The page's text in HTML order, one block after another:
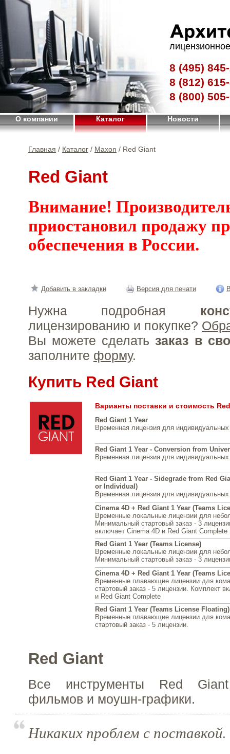
8 (495)
8 (812)
8 (800)
О компании Каталог Новости
Главная / Каталог / Maxon / Red Giant
Red Giant
Внимание!
приостановил продажу
обеспечения в России.
Добавить в закладки Версия для печати
Нужна подробная
лицензированию и покупке?
Вы можете сделать заказ в
заполните форму.
Купить Red Giant
Варианты поставки и стоимость
Red Giant 1 Year
Временная лицензия для индивидуальных
Red Giant 1 Year - Conversion from
Временная лицензия для индивидуальных
Red Giant 1 Year - Sidegrade from Red
or Individual)
Временная лицензия для индивидуальных
Cinema 4D + Red Giant 1 Year (Teams
Временные локальные лицензии для
Минимальный стартовый заказ - 3
включает Cinema 4D и Red Giant Complete
Red Giant 1 Year (Teams License)
Временные локальные лицензии для
Минимальный стартовый заказ - 3
Cinema 4D + Red Giant 1 Year (Teams
Временные плавающие лицензии для
стартовый заказ - 5 лицензии. Комплект
и Red Giant Complete
Red Giant 1 Year (Teams License Floating)
Временные плавающие лицензии для
стартовый заказ - 5 лицензии.
Red Giant
Все инструменты Red
фильмов и моушн-графики.
Никаких проблем с